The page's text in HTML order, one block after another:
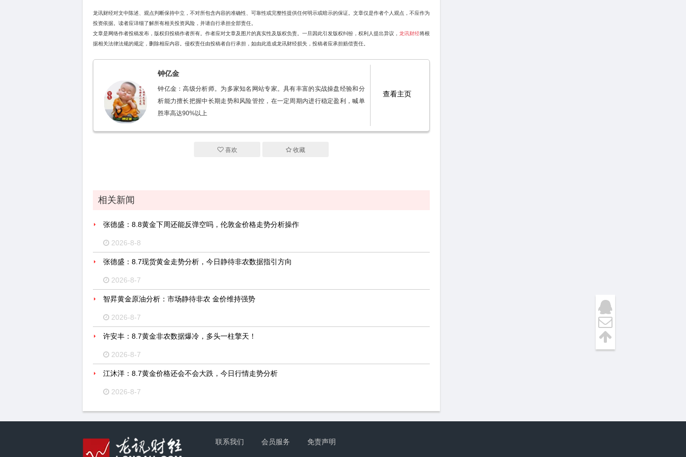
龙讯财经对文中陈述、观点判断保持中立，不对所包含内容的准确性、可靠性或完整性提供任何明示或暗示的保证。文章仅是作者个人观点，不应作为
投资依据。读者应详细了解所有相关投资风险，并请自行承担全部责任。
文章是网络作者投稿发布，版权归投稿作者所有。作者应对文章及图片的真实性及版权负责。一旦因此引发版权纠纷，权利人提出异议， 龙讯财经将根
据相关法律法规的规定，删除相应内容。侵权责任由投稿者自行承担，如由此造成龙讯财经损失，投稿者应承担赔偿责任。
钟亿金
钟亿金：高级分析师。为多家知名网站专家。具有丰富的实战操盘经验和分
析能力擅长把握中长期走势和风险管控，在一定周期内进行稳定盈利，喊单
胜率高达90%以上
查看主页
喜欢 收藏
相关新闻
张德盛：8.8黄金下周还能反弹空吗，伦敦金价格走势分析操作
2026-8-8
张德盛：8.7现货黄金走势分析，今日静待非农数据指引方向
2026-8-7
智昇黄金原油分析：市场静待非农 金价维持强势
2026-8-7
许安丰：8.7黄金非农数据爆冷，多头一柱擎天！
2026-8-7
江沐洋：8.7黄金价格还会不会大跌，今日行情走势分析
2026-8-7
联系我们 会员服务 免责声明